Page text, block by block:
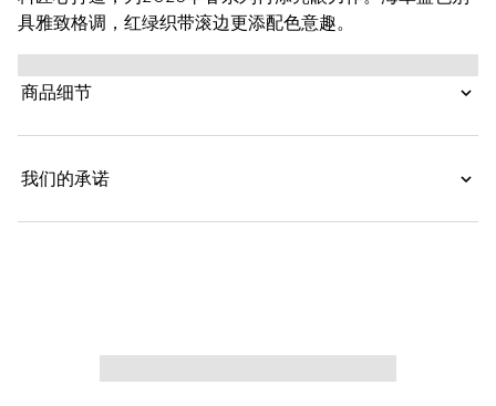
具雅致格调，红绿织带滚边更添配色意趣。
商品细节
我们的承诺